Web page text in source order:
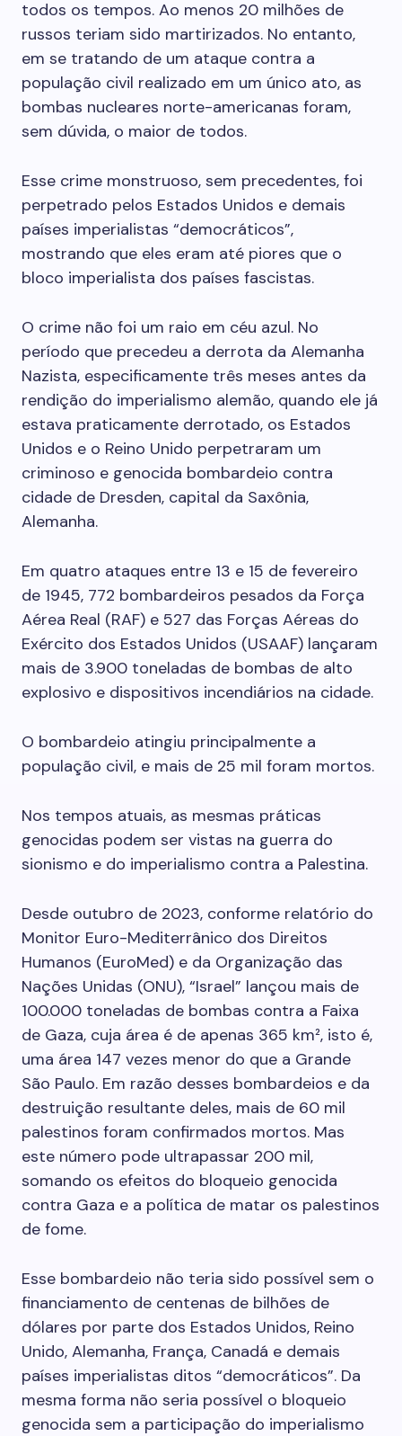
todos os tempos. Ao menos 20 milhões de
russos teriam sido martirizados. No entanto,
em se tratando de um ataque contra a
população civil realizado em um único ato, as
bombas nucleares norte-americanas foram,
sem dúvida, o maior de todos.
Esse crime monstruoso, sem precedentes, foi
perpetrado pelos Estados Unidos e demais
países imperialistas “democráticos”,
mostrando que eles eram até piores que o
bloco imperialista dos países fascistas.
O crime não foi um raio em céu azul. No
período que precedeu a derrota da Alemanha
Nazista, especificamente três meses antes da
rendição do imperialismo alemão, quando ele já
estava praticamente derrotado, os Estados
Unidos e o Reino Unido perpetraram um
criminoso e genocida bombardeio contra
cidade de Dresden, capital da Saxônia,
Alemanha.
Em quatro ataques entre 13 e 15 de fevereiro
de 1945, 772 bombardeiros pesados da Força
Aérea Real (RAF) e 527 das Forças Aéreas do
Exército dos Estados Unidos (USAAF) lançaram
mais de 3.900 toneladas de bombas de alto
explosivo e dispositivos incendiários na cidade.
O bombardeio atingiu principalmente a
população civil, e mais de 25 mil foram mortos.
Nos tempos atuais, as mesmas práticas
genocidas podem ser vistas na guerra do
sionismo e do imperialismo contra a Palestina.
Desde outubro de 2023, conforme relatório do
Monitor Euro-Mediterrânico dos Direitos
Humanos (EuroMed) e da Organização das
Nações Unidas (ONU), “Israel” lançou mais de
100.000 toneladas de bombas contra a Faixa
de Gaza, cuja área é de apenas 365 km², isto é,
uma área 147 vezes menor do que a Grande
São Paulo. Em razão desses bombardeios e da
destruição resultante deles, mais de 60 mil
palestinos foram confirmados mortos. Mas
este número pode ultrapassar 200 mil,
somando os efeitos do bloqueio genocida
contra Gaza e a política de matar os palestinos
de fome.
Esse bombardeio não teria sido possível sem o
financiamento de centenas de bilhões de
dólares por parte dos Estados Unidos, Reino
Unido, Alemanha, França, Canadá e demais
países imperialistas ditos “democráticos”. Da
mesma forma não seria possível o bloqueio
genocida sem a participação do imperialismo